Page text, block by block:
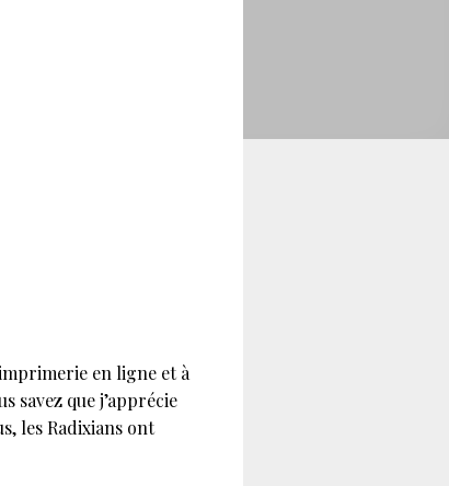
en ligne et à
savez que j’apprécie
les Radixians ont